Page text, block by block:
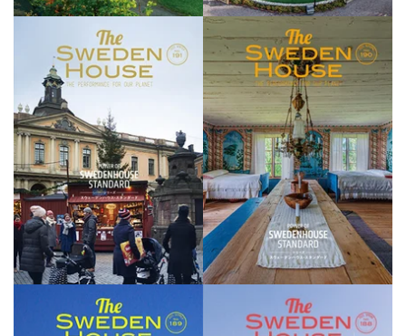
191号 バックナンバー 190号 バックナンバー